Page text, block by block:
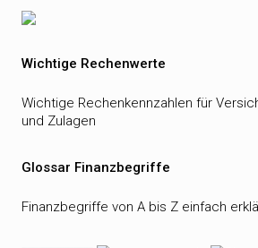
Wichtige Rechenwerte
Wichtige Rechenkennzahlen für
und Zulagen
Glossar Finanzbegriffe
Finanzbegriffe von A bis Z einfach